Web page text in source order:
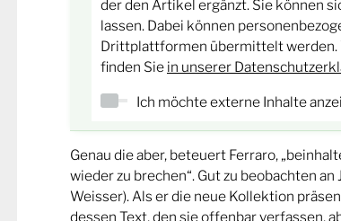
der den Artikel ergänzt. Sie können
lassen. Dabei können
Drittplattformen übermittelt werden.
finden Sie in unserer
Ich möchte externe Inhalte
Genau die aber, beteuert Ferraro,
wieder zu brechen“. Gut zu beobachten an
Weisser). Als er die neue Kollektion
dessen Text, den sie offenbar verfassen,